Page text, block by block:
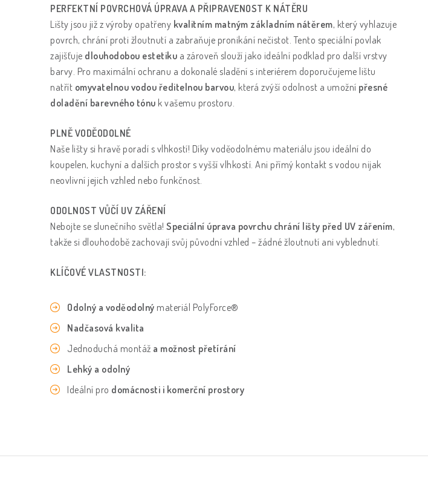
PERFEKTNÍ POVRCHOVÁ ÚPRAVA A PŘIPRAVENOST K NÁTĚRU
Lišty jsou již z výroby opatřeny kvalitním matným základním nátěrem, který vyhlazuje
povrch, chrání proti žloutnutí a zabraňuje pronikání nečistot. Tento speciální povlak
zajišťuje dlouhodobou estetiku a zároveň slouží jako ideální podklad pro další vrstvy
barvy. Pro maximální ochranu a dokonalé sladění s interiérem doporučujeme lištu
natřít omyvatelnou vodou ředitelnou barvou, která zvýší odolnost a umožní přesné
doladění barevného tónu k vašemu prostoru.
PLNĚ VODĚODOLNÉ
Naše lišty si hravě poradí s vlhkostí! Díky voděodolnému materiálu jsou ideální do
koupelen, kuchyní a dalších prostor s vyšší vlhkostí. Ani přímý kontakt s vodou nijak
neovlivní jejich vzhled nebo funkčnost.
ODOLNOST VŮČÍ UV ZÁŘENÍ
Nebojte se slunečního světla! Speciální úprava povrchu chrání lišty před UV zářením,
takže si dlouhodobě zachovají svůj původní vzhled – žádné žloutnutí ani vyblednutí.
KLÍČOVÉ VLASTNOSTI:
Odolný a voděodolný materiál PolyForce®
Nadčasová kvalita
Jednoduchá montáž a možnost přetírání
Lehký a odolný
Ideální pro domácnosti i komerční prostory